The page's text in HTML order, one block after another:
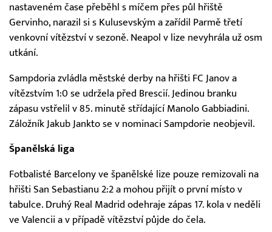
nastaveném čase přeběhl s míčem přes půl hřiště
Gervinho, narazil si s Kulusevským a zařídil Parmě třetí
venkovní vítězství v sezoně. Neapol v lize nevyhrála už osm
utkání.
Sampdoria zvládla městské derby na hřišti FC Janov a
vítězstvím 1:0 se udržela před Brescií. Jedinou branku
zápasu vstřelil v 85. minutě střídající Manolo Gabbiadini.
Záložník Jakub Jankto se v nominaci Sampdorie neobjevil.
Španělská liga
Fotbalisté Barcelony ve španělské lize pouze remizovali na
hřišti San Sebastianu 2:2 a mohou přijít o první místo v
tabulce. Druhý Real Madrid odehraje zápas 17. kola v neděli
ve Valencii a v případě vítězství půjde do čela.